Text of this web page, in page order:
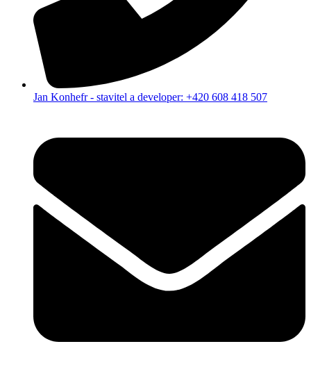
Jan Konhefr - stavitel a developer: +420 608 418 507